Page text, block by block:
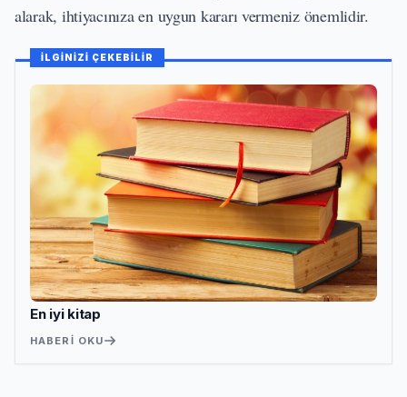
alarak, ihtiyacınıza en uygun kararı vermeniz önemlidir.
İLGİNİZİ ÇEKEBİLİR
En iyi kitap
HABERI OKU